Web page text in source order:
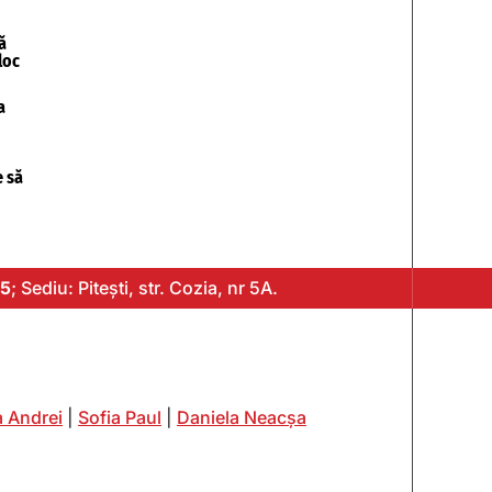
să
; Sediu: Pitești, str. Cozia, nr 5A.
Andrei Sofia Paul
Daniela Neacșa